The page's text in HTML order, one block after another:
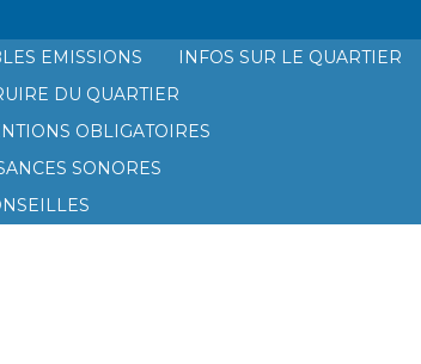
EMISSIONS
INFOS SUR LE QUARTIER
DU QUARTIER
OBLIGATOIRES
SONORES